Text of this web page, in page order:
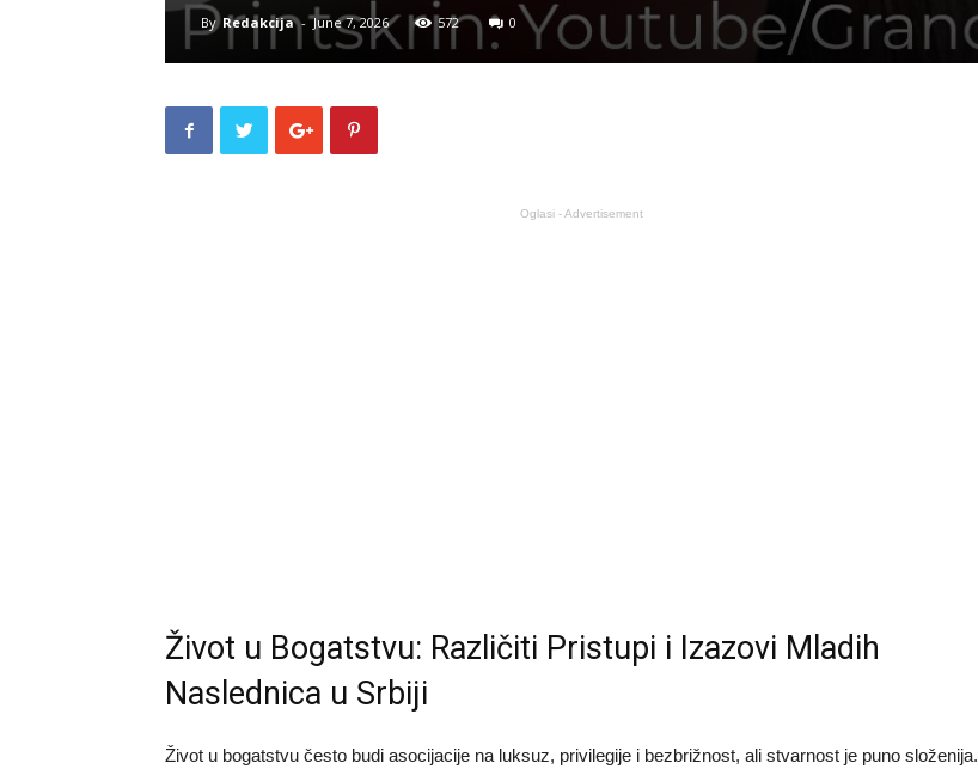
By Redakcija - June 7, 2026 572 0
Oglasi - Advertisement
Život u Bogatstvu: Različiti Pristupi i Izazovi Mladih
Naslednica u Srbiji
Život u bogatstvu često budi asocijacije na luksuz, privilegije i bezbrižnost, ali stvarnost je puno složenija.